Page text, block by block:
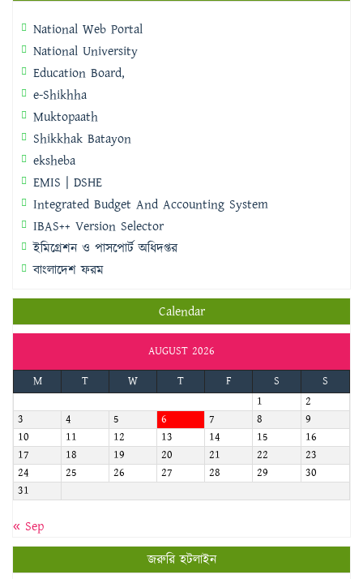
National Web Portal
National University
Education Board,
e-Shikhha
Muktopaath
Shikkhak Batayon
eksheba
EMIS | DSHE
Integrated Budget And Accounting System
IBAS++ Version Selector
ইমিগ্রেশন ও পাসপোর্ট অধিদপ্তর
বাংলাদেশ ফরম
Calendar
AUGUST 2026
M
T W T F S
S
1
2
3
4 5 6 7 8
9
10
11 12 13 14 15
16
17
18 19 20 21 22
23
24
25 26 27 28 29
30
31
« Sep
জরুরি হটলাইন